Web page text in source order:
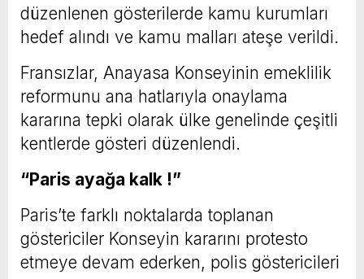
düzenlenen gösterilerde kamu kurumları
hedef alındı ve kamu malları ateşe verildi.
Fransızlar, Anayasa Konseyinin emeklilik
reformunu ana hatlarıyla onaylama
kararına tepki olarak ülke genelinde çeşitli
kentlerde gösteri düzenlendi.
“Paris ayağa kalk !”
Paris’te farklı noktalarda toplanan
göstericiler Konseyin kararını protesto
etmeye devam ederken, polis göstericileri